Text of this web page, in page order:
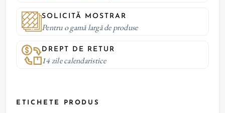
SOLICITĂ MOSTRAR
Pentru o gamă largă de produse
DREPT DE RETUR
14 zile calendaristice
ETICHETE PRODUS